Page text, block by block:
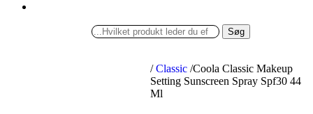
Søg
/ Classic /Coola Classic Makeup
Setting Sunscreen Spray Spf30 44
Ml